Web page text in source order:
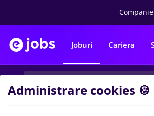
Joburi Cariera
Administrare cookies 🍪